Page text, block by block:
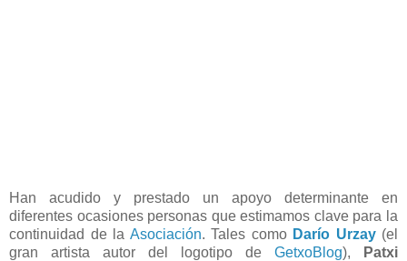
Han acudido y prestado un apoyo determinante en
diferentes ocasiones personas que estimamos clave para la
continuidad de la Asociación. Tales como Darío Urzay (el
gran artista autor del logotipo de GetxoBlog),
Patxi